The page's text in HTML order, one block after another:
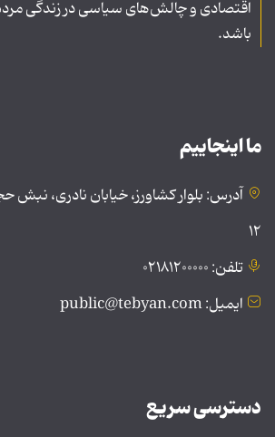
اقتصادی و چالش‌های سیاسی در زندگی
باشد.
ما اینجاییم
آدرس: بلوار کشاورز، خیابان نادری،
۱۲
تلفن: ۰۲۱۸۱۲۰۰۰۰۰
ایمیل: public@tebyan.com
دسترسی سریع